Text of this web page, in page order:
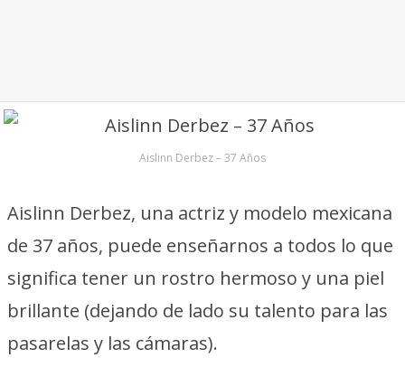
Aislinn Derbez – 37 Años
Aislinn Derbez, una actriz y modelo mexicana
de 37 años, puede enseñarnos a todos lo que
significa tener un rostro hermoso y una piel
brillante (dejando de lado su talento para las
pasarelas y las cámaras).